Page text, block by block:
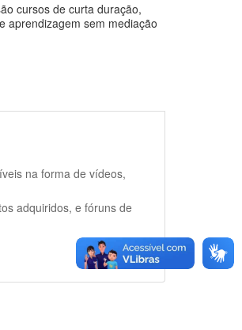
cursos de curta duração,
aprendizagem sem mediação
na forma de vídeos,
adquiridos, e fóruns de